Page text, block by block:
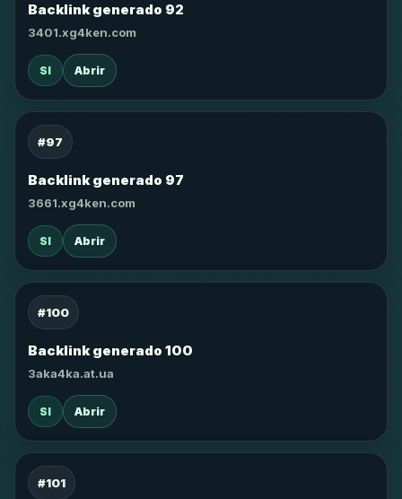
Backlink generado 92
3401.xg4ken.com
SI Abrir
#97
Backlink generado 97
3661.xg4ken.com
SI Abrir
#100
Backlink generado 100
3aka4ka.at.ua
SI Abrir
#101